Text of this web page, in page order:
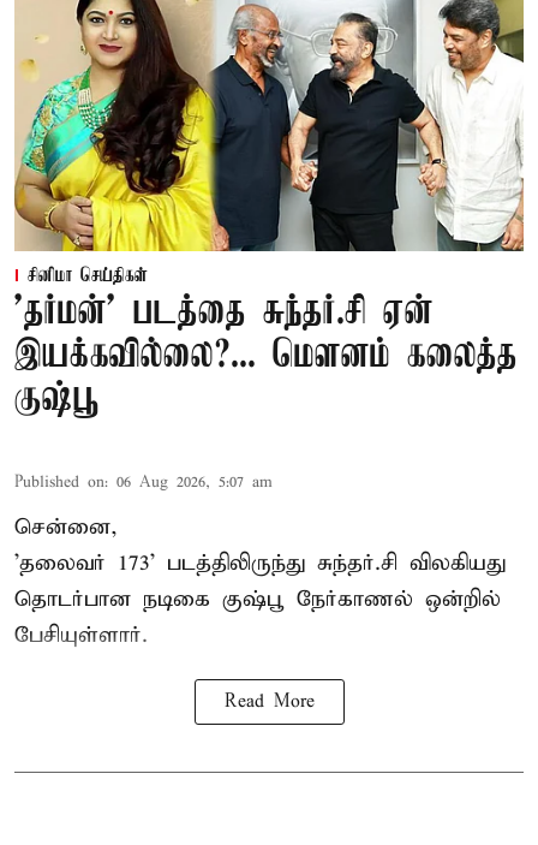
சினிமா செய்திகள்
'தர்மன்' படத்தை சுந்தர்.சி ஏன்
இயக்கவில்லை?... மௌனம் கலைத்த
குஷ்பூ
Published on: 06 Aug 2026, 5:07 am
சென்னை,
'தலைவர் 173' படத்திலிருந்து சுந்தர்.சி விலகியது
தொடர்பான நடிகை குஷ்பூ நேர்காணல் ஒன்றில்
பேசியுள்ளார்.
Read More